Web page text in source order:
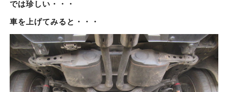
では珍しい・・・
車を上げてみると・・・